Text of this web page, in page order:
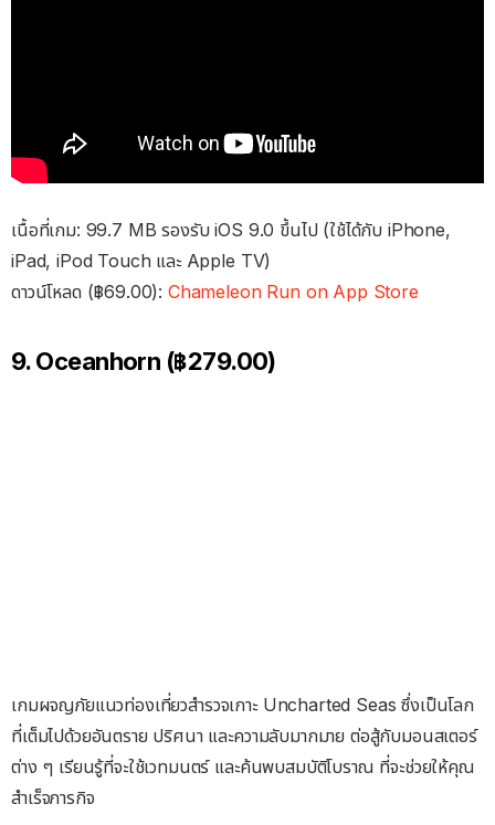
เนื้อที่เกม: 99.7 MB รองรับ iOS 9.0 ขึ้นไป (ใช้ได้กับ iPhone,
iPad, iPod Touch และ Apple TV)
ดาวน์โหลด (฿69.00): Chameleon Run on App Store
9. Oceanhorn (฿279.00)
เกมผจญภัยแนวท่องเที่ยวสำรวจเกาะ Uncharted Seas ซึ่งเป็นโลก
ที่เต็มไปด้วยอันตราย ปริศนา และความลับมากมาย ต่อสู้กับมอนสเตอร์
ต่าง ๆ เรียนรู้ที่จะใช้เวทมนตร์ และค้นพบสมบัติโบราณ ที่จะช่วยให้คุณ
สำเร็จภารกิจ